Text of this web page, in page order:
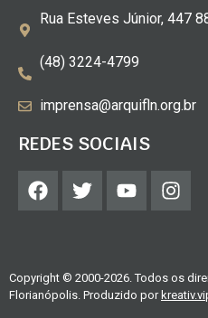
Rua Esteves Júnior, 447
(48) 3224-4799
imprensa@arquifln.org.br
REDES SOCIAIS
Copyright © 2000-2026. Todos os
Florianópolis. Produzido por